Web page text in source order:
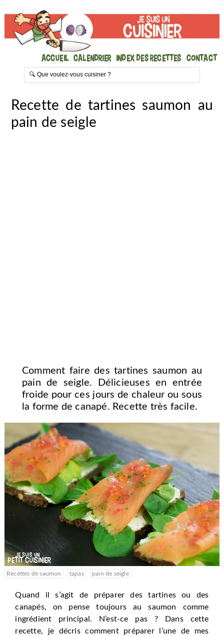
Accueil Calendrier Index des recettes Contact
Recette de tartines saumon au
pain de seigle
Comment faire des tartines saumon au
pain de seigle. Délicieuses en entrée
froide pour ces jours de chaleur ou sous
la forme de canapé. Recette très facile.
Recettes de saumon tapas pain de seigle
Quand il s’agit de préparer des tartines ou des
canapés, on pense toujours au saumon comme
ingrédient principal. N’est-ce pas ? Dans cette
recette, je décris comment préparer l’une de mes